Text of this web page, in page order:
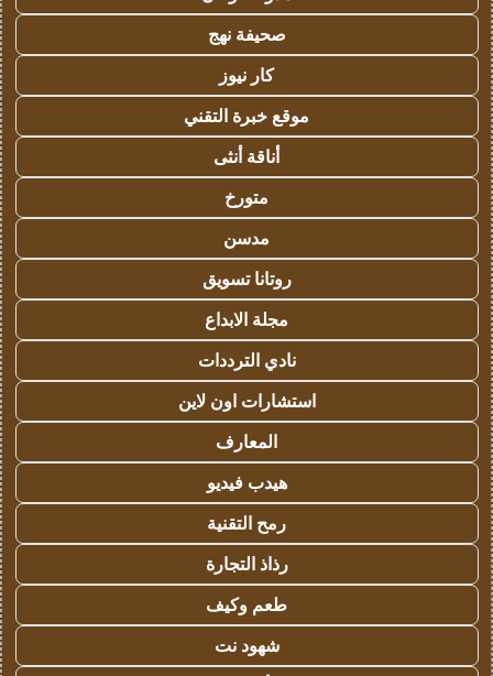
صحيفة نهج
كار نيوز
موقع خبرة التقني
أناقة أنثى
متورخ
مدسن
روتانا تسويق
مجلة الابداع
نادي الترددات
استشارات اون لاين
المعارف
هيدب فيديو
رمح التقنية
رذاذ التجارة
طعم وكيف
شهود نت